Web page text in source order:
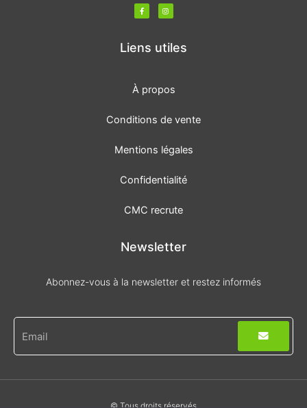
F
a
c
o
k
I
n
s
r
a
Liens utiles
À propos
Conditions de vente
Mentions légales
Confidentialité
CMC recrute
Newsletter
Abonnez-vous à la newsletter et restez informés
mail
Envoyer
© Tous droits réservés